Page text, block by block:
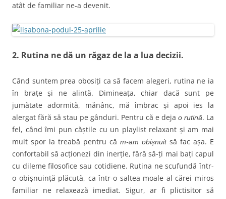
atât de familiar ne-a devenit.
2. Rutina ne dă un răgaz de la a lua decizii.
Când suntem prea obosiți ca să facem alegeri, rutina ne ia
în brațe și ne alintă. Dimineața, chiar dacă sunt pe
jumătate adormită, mănânc, mă îmbrac și apoi ies la
alergat fără să stau pe gânduri. Pentru că e deja o rutină. La
fel, când îmi pun căștile cu un playlist relaxant și am mai
mult spor la treabă pentru că m-am obișnuitsă fac așa. E
confortabil să acționezi din inerție, fără să-ți mai bați capul
cu dileme filosofice sau cotidiene. Rutina ne scufundă într-
o obișnuință plăcută, ca într-o saltea moale al cărei miros
familiar ne relaxează imediat. Sigur, ar fi plictisitor să